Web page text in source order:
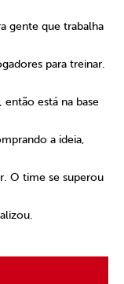
gente que trabalha
para treinar.
está na base
a ideia,
O time se superou